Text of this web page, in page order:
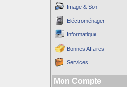
Image & Son
Eléctroménager
Informatique
Bonnes Affaires
Services
Mon Compte